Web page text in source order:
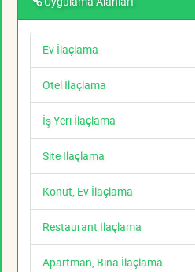
Ev İlaçlama
Otel İlaçlama
İş Yeri İlaçlama
Site İlaçlama
Konut, Ev İlaçlama
Restaurant İlaçlama
Apartman, Bina İlaçlama